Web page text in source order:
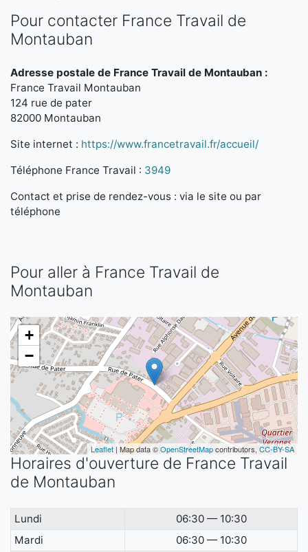
Pour contacter France Travail de
Montauban
Adresse postale de France Travail de Montauban :
France Travail Montauban
124 rue de pater
82000 Montauban
Site internet : https://www.francetravail.fr/accueil/
Téléphone France Travail : 3949
Contact et prise de rendez-vous : via le site ou par
téléphone
Pour aller à France Travail de
Montauban
+
−
Leaflet | Map data ©OpenStreetMapcontributors, CC-BY-SA
Horaires d'ouverture de France Travail
de Montauban
Lundi
06:30 — 10:30
Mardi
06:30 — 10:30